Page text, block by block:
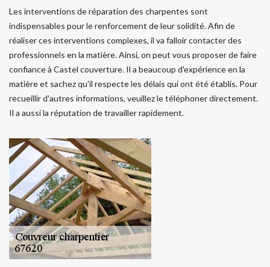
Les interventions de réparation des charpentes sont
indispensables pour le renforcement de leur solidité. Afin de
réaliser ces interventions complexes, il va falloir contacter des
professionnels en la matière. Ainsi, on peut vous proposer de faire
confiance à Castel couverture. Il a beaucoup d'expérience en la
matière et sachez qu'il respecte les délais qui ont été établis. Pour
recueillir d'autres informations, veuillez le téléphoner directement.
Il a aussi la réputation de travailler rapidement.